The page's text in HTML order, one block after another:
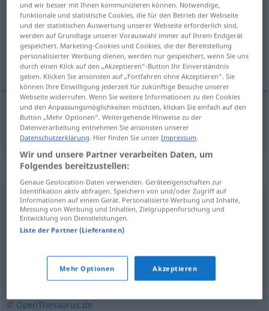
Übersicht aller Übersetzungen
(Für mehr Details die Übersetzung anklicken/antippen)
pe deplin
deplin vollends
Synonyme für "vollends"
ganz,vollständig,restlos
vollständig,völlig,herzlich (ugs., emotional)
(ugs., jugendsprachlich)
© OpenThesaurus.de
und wir besser mit Ihnen kommunizieren können. Notwendige,
funktionale und statistische Cookies, die für den Betrieb der Webseite
und der statistischen Auswertung unserer Webseite erforderlich sind,
werden auf Grundlage unserer Vorauswahl immer auf Ihrem Endgerät
gespeichert. Marketing-Cookies und Cookies, die der Bereitstellung
personalisierter Werbung dienen, werden nur gespeichert, wenn Sie uns
durch einen Klick auf den „Akzeptieren“-Button Ihr Einverständnis
geben. Klicken Sie ansonsten auf „Fortfahren ohne Akzeptieren“. Sie
können Ihre Einwilligung jederzeit für zukünftige Besuche unserer
Webseite widerrufen. Wenn Sie weitere Informationen zu den Cookies
und den Anpassungsmöglichkeiten möchten, klicken Sie einfach auf den
Button „Mehr Optionen“. Weitergehende Hinweise zu der
Datenverarbeitung entnehmen Sie ansonsten unserer
Datenschutzerklärung. Hier finden Sie unserImpressum.
Wir und unsere Partner verarbeiten Daten, um
Folgendes bereitzustellen:
Genaue Geolocation-Daten verwenden. Geräteeigenschaften zur
Identifikation aktiv abfragen. Speichern von und/oder Zugriff auf
Informationen auf einem Gerät. Personalisierte Werbung und Inhalte,
Messung von Werbung und Inhalten, Zielgruppenforschung und
Entwicklung von Dienstleistungen.
Liste der Partner (Lieferanten)
Mehr Optionen Akzeptieren